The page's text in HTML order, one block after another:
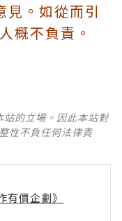
見。如從而引
概不負責。
的立場。因此本站對
性不負任何法律責
有價企劃》